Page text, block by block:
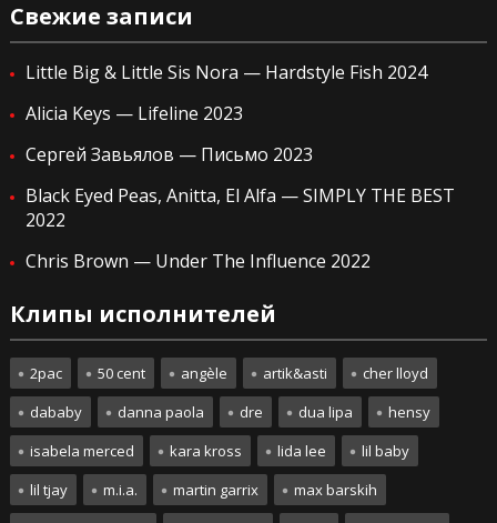
Свежие записи
Little Big & Little Sis Nora — Hardstyle Fish 2024
Alicia Keys — Lifeline 2023
Сергей Завьялов — Письмо 2023
Black Eyed Peas, Anitta, El Alfa — SIMPLY THE BEST
2022
Chris Brown — Under The Influence 2022
Клипы исполнителей
2pac 50 cent angèle artik&asti
cher lloyd
dababy
danna paola dre dua lipa
hensy
isabela merced
kara kross lida lee
lil baby
lil tjay
m.i.a. martin garrix
max barskih